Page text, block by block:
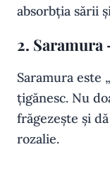
absorbția sării
2.
Saramura este
țigănesc. Nu
frăgezește și
rozalie.